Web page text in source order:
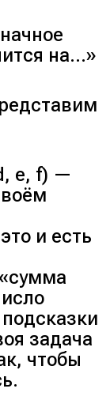
на…»
e, f) —
и есть
задача
чтобы